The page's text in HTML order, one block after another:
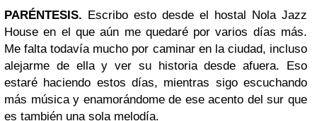
PARÉNTESIS. Escribo esto desde el hostal Nola Jazz
House en el que aún me quedaré por varios días más.
Me falta todavía mucho por caminar en la ciudad, incluso
alejarme de ella y ver su historia desde afuera. Eso
estaré haciendo estos días, mientras sigo escuchando
más música y enamorándome de ese acento del sur que
es también una sola melodía.